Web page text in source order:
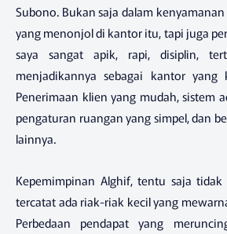
Subono. Bukan saja dalam
yang menonjol di kantor itu, tapi juga
saya sangat apik, rapi, disiplin,
menjadikannya sebagai kantor yang
Penerimaan klien yang mudah, sistem
pengaturan ruangan yang simpel, dan
lainnya.
Kepemimpinan Alghif, tentu saja tidak
tercatat ada riak-riak kecil yang
Perbedaan pendapat yang